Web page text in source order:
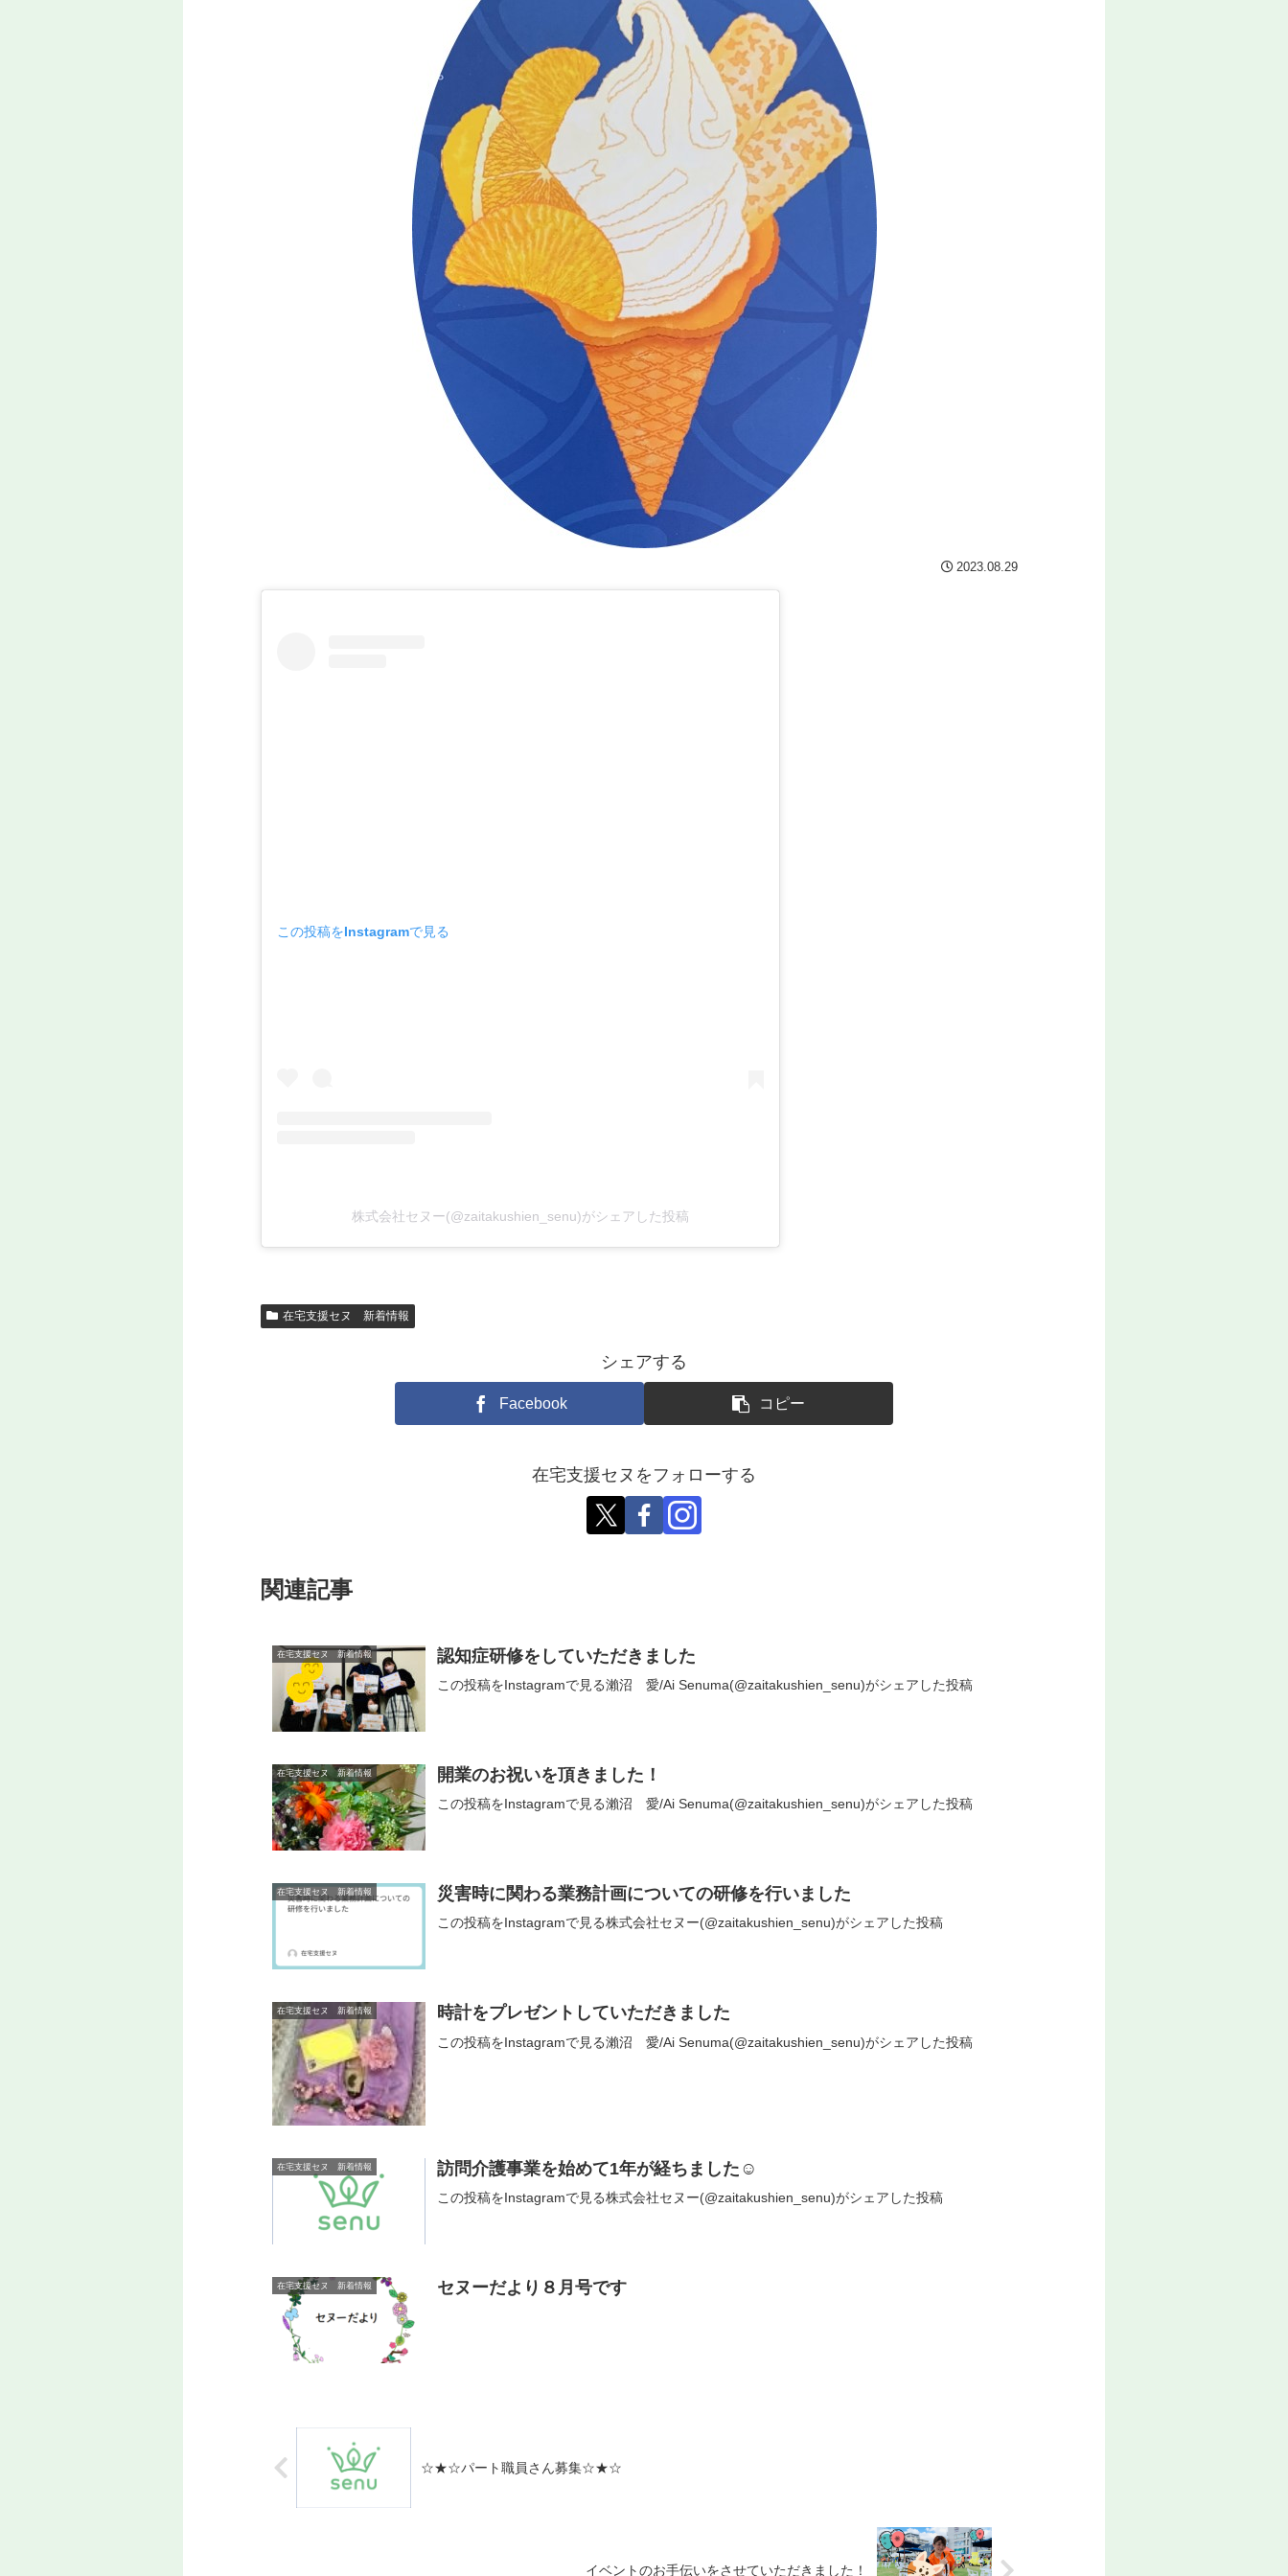
2023.08.29
この投稿をInstagramで見る
株式会社セヌー(@zaitakushien_senu)がシェアした投稿
在宅支援セヌ 新着情報
シェアする
Facebook コピー
在宅支援セヌをフォローする
関連記事
在宅支援セヌ 新着情報 認知症研修をしていただきました
この投稿をInstagramで見る瀨沼 愛/Ai Senuma(@zaitakushien_senu)がシェアした投稿
在宅支援セヌ 新着情報 開業のお祝いを頂きました！
この投稿をInstagramで見る瀨沼 愛/Ai Senuma(@zaitakushien_senu)がシェアした投稿
在宅支援セヌ 新着情報 災害時に関わる業務計画についての研修を行いました
この投稿をInstagramで見る株式会社セヌー(@zaitakushien_senu)がシェアした投稿
在宅支援セヌ 新着情報 時計をプレゼントしていただきました
この投稿をInstagramで見る瀨沼 愛/Ai Senuma(@zaitakushien_senu)がシェアした投稿
在宅支援セヌ 新着情報 訪問介護事業を始めて1年が経ちました☺️
この投稿をInstagramで見る株式会社セヌー(@zaitakushien_senu)がシェアした投稿
在宅支援セヌ 新着情報 セヌーだより８月号です
☆★☆パート職員さん募集☆★☆
イベントのお手伝いをさせていただきました！